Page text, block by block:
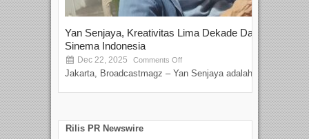
Yan Senjaya, Kreativitas Lima Dekade Dalam
Sinema Indonesia
Dec 22, 2025 Comments Off
Jakarta, Broadcastmagz – Yan Senjaya adalah...
Rilis PR Newswire